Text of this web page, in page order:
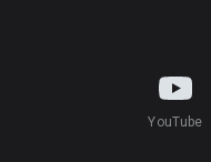
YouTube